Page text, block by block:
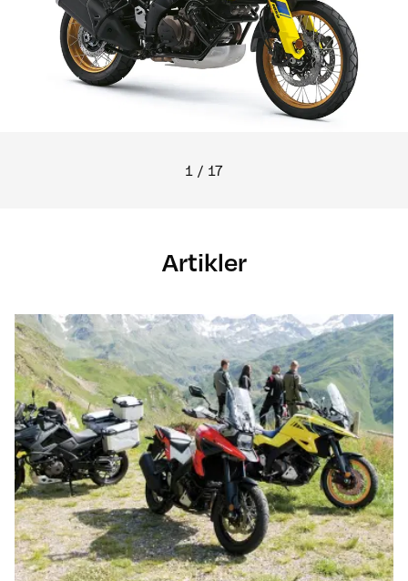
1 / 17
Artikler